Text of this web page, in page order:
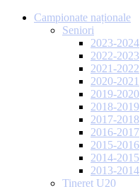
Campionate naționale
Seniori
2023-2024
2022-2023
2021-2022
2020-2021
2019-2020
2018-2019
2017-2018
2016-2017
2015-2016
2014-2015
2013-2014
Tineret U20